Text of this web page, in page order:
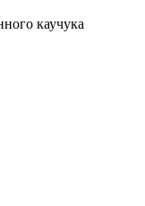
каучука